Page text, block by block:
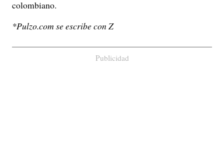
colombiano.
*Pulzo.com se escribe con Z
Publicidad